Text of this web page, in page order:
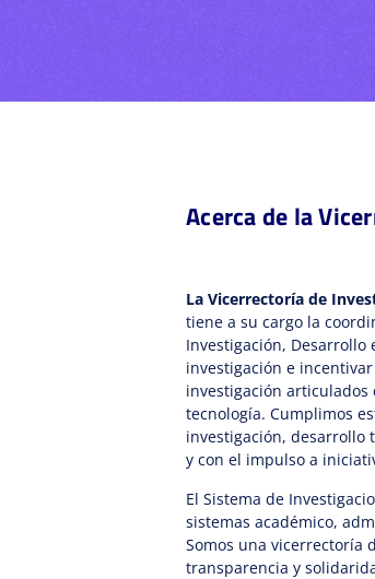
Acerca de la
La Vicerrectoría de
tiene a su cargo la
Investigación, Desarrollo
investigación e
investigación
tecnología. Cumplimos
investigación, desarrollo
y con el impulso a
El Sistema de
sistemas académico,
Somos una vicerrectoría
transparencia y